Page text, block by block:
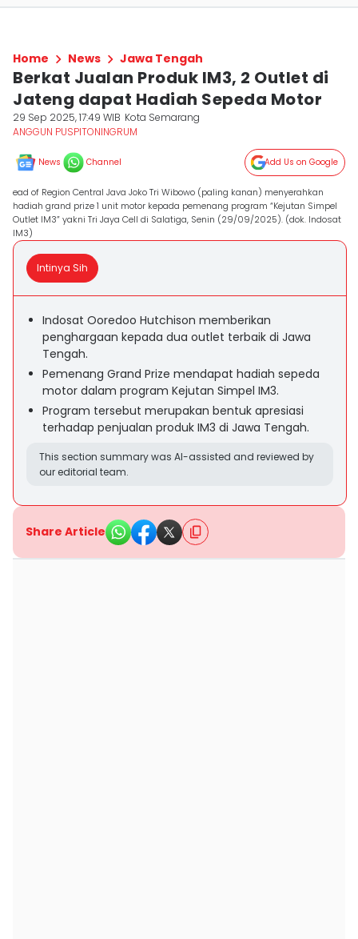
Home News Jawa Tengah
Berkat Jualan Produk IM3, 2 Outlet di
Jateng dapat Hadiah Sepeda Motor
29 Sep 2025, 17:49 WIB Kota Semarang
ANGGUN PUSPITONINGRUM
News Channel Add Us on Google
ead of Region Central Java Joko Tri Wibowo (paling kanan) menyerahkan
hadiah grand prize 1 unit motor kepada pemenang program “Kejutan Simpel
Outlet IM3” yakni Tri Jaya Cell di Salatiga, Senin (29/09/2025). (dok. Indosat
IM3)
Intinya Sih
Indosat Ooredoo Hutchison memberikan
penghargaan kepada dua outlet terbaik di Jawa
Tengah.
Pemenang Grand Prize mendapat hadiah sepeda
motor dalam program Kejutan Simpel IM3.
Program tersebut merupakan bentuk apresiasi
terhadap penjualan produk IM3 di Jawa Tengah.
This section summary was AI-assisted and reviewed by
our editorial team.
Share Article